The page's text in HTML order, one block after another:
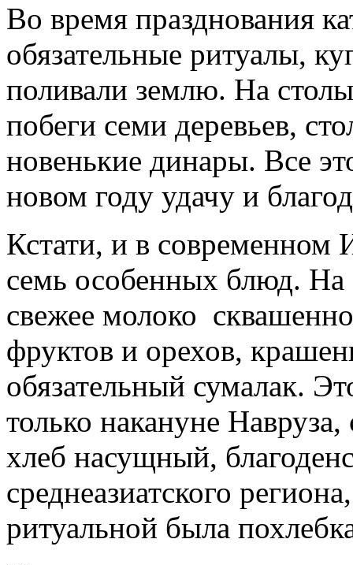
Во время празднования
обязательные ритуалы,
поливали землю. На
побеги семи деревьев,
новенькие динары. Все
новом году удачу и
Кстати, и в современном
семь особенных блюд. На
свежее молоко
фруктов и орехов,
обязательный сумалак.
только накануне
хлеб насущный,
среднеазиатского
ритуальной была